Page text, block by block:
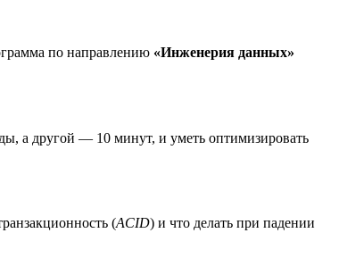
по направлению «Инженерия данных»
а другой — 10 минут, и уметь оптимизировать
(ACID) и что делать при падении